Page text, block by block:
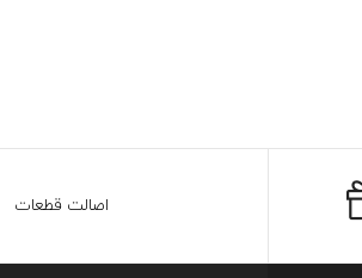
اصالت قطعات